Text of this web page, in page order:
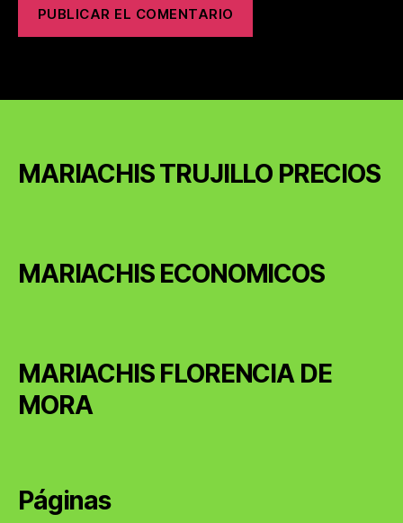
MARIACHIS TRUJILLO PRECIOS
MARIACHIS ECONOMICOS
MARIACHIS FLORENCIA DE
MORA
Páginas